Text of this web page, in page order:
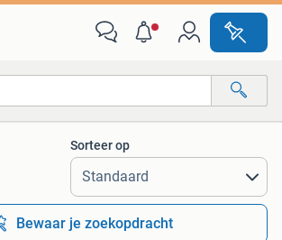
Alle afstanden…
Sorteer op
Bewaar je zoekopdracht